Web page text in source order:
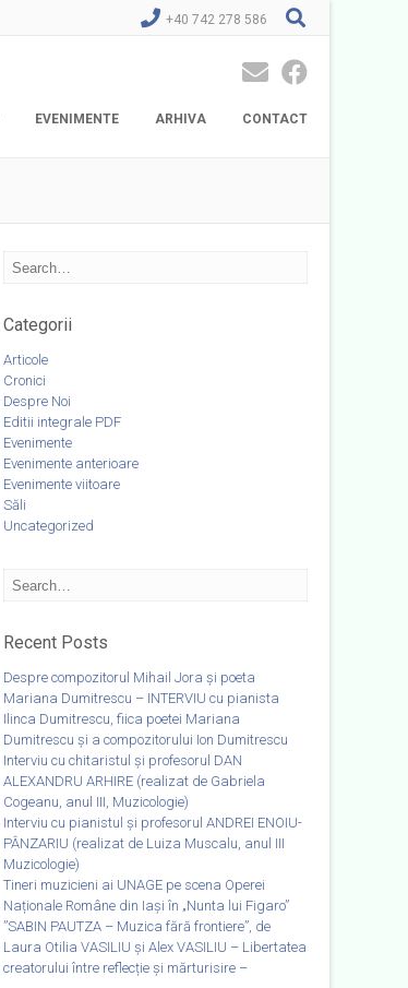
+40 742 278 586
EVENIMENTE ARHIVA CONTACT
Categorii
Articole
Cronici
Despre Noi
Editii integrale PDF
Evenimente
Evenimente anterioare
Evenimente viitoare
Săli
Uncategorized
Recent Posts
Despre compozitorul Mihail Jora și poeta
Mariana Dumitrescu – INTERVIU cu pianista
Ilinca Dumitrescu, fiica poetei Mariana
Dumitrescu și a compozitorului Ion Dumitrescu
Interviu cu chitaristul și profesorul DAN
ALEXANDRU ARHIRE (realizat de Gabriela
Cogeanu, anul III, Muzicologie)
Interviu cu pianistul și profesorul ANDREI ENOIU-
PÂNZARIU (realizat de Luiza Muscalu, anul III
Muzicologie)
Tineri muzicieni ai UNAGE pe scena Operei
Naționale Române din Iași în „Nunta lui Figaro”
”SABIN PAUTZA – Muzica fără frontiere”, de
Laura Otilia VASILIU și Alex VASILIU – Libertatea
creatorului între reflecție și mărturisire –